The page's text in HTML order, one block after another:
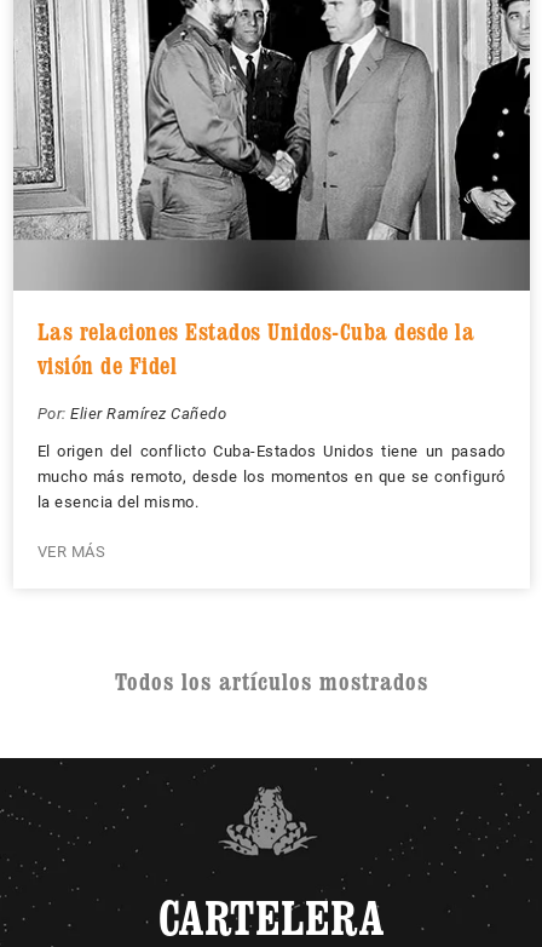
Las relaciones Estados Unidos-Cuba desde la
visión de Fidel
Por: Elier Ramírez Cañedo
El origen del conflicto Cuba-Estados Unidos tiene un pasado
mucho más remoto, desde los momentos en que se configuró
la esencia del mismo.
VER MÁS
Todos los artículos mostrados
CARTELERA